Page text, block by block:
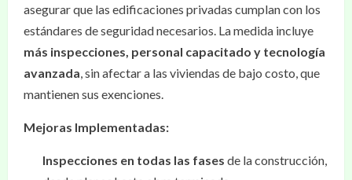
asegurar que las edificaciones privadas cumplan con los
estándares de seguridad necesarios. La medida incluye
más inspecciones, personal capacitado y tecnología
avanzada, sin afectar a las viviendas de bajo costo, que
mantienen sus exenciones.
Mejoras Implementadas:
Inspecciones en todas las fases de la construcción,